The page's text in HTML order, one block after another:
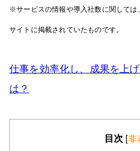
※サービスの情報や導入社数に関して
サイトに掲載されていたものです。
仕事を効率化し、成果を上
は？
目次 [非